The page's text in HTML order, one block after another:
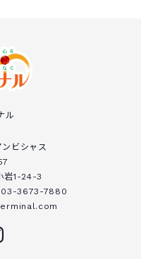
ル
ビシャス
岩1-24-3
3673-7880